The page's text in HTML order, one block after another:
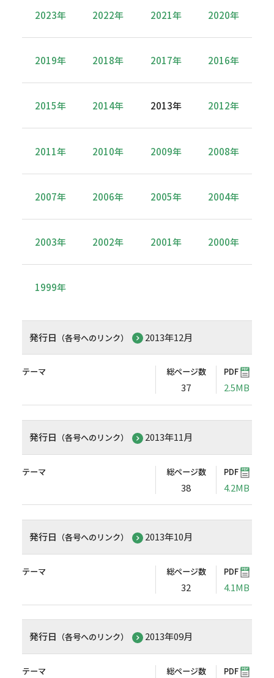
2023年 2022年 2021年 2020年
2019年 2018年 2017年 2016年
2015年 2014年 2013年 2012年
2011年 2010年 2009年 2008年
2007年 2006年 2005年 2004年
2003年 2002年 2001年 2000年
1999年
発行日 （各号へのリンク） 2013年12月
テーマ 総ページ数
37
PDF
2.5MB
発行日 （各号へのリンク） 2013年11月
テーマ 総ページ数
38
PDF
4.2MB
発行日 （各号へのリンク） 2013年10月
テーマ 総ページ数
32
PDF
4.1MB
発行日 （各号へのリンク） 2013年09月
テーマ 総ページ数 PDF